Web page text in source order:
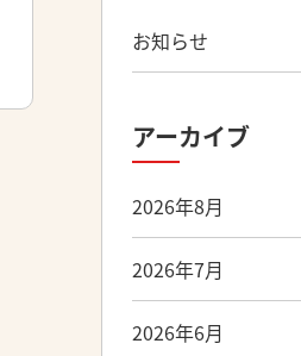
お知らせ
アーカイブ
2026年8月
2026年7月
2026年6月